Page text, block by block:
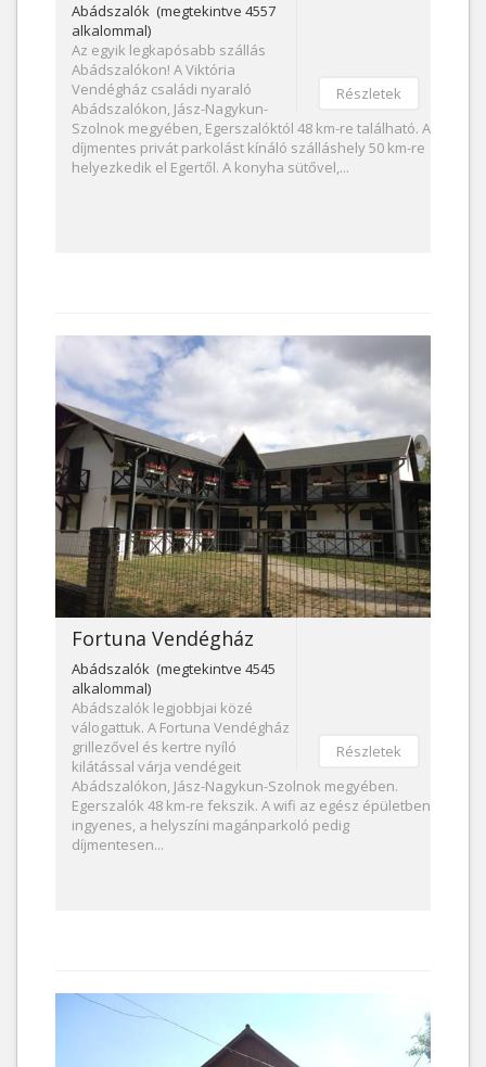
Részletek
Abádszalók (megtekintve 4557
alkalommal)
Az egyik legkapósabb szállás
Abádszalókon! A Viktória
Vendégház családi nyaraló
Abádszalókon, Jász-Nagykun-
Szolnok megyében, Egerszalóktól 48 km-re található. A
díjmentes privát parkolást kínáló szálláshely 50 km-re
helyezkedik el Egertől. A konyha sütővel,...
Részletek
Fortuna Vendégház
Abádszalók (megtekintve 4545
alkalommal)
Abádszalók legjobbjai közé
válogattuk. A Fortuna Vendégház
grillezővel és kertre nyíló
kilátással várja vendégeit
Abádszalókon, Jász-Nagykun-Szolnok megyében.
Egerszalók 48 km-re fekszik. A wifi az egész épületben
ingyenes, a helyszíni magánparkoló pedig
díjmentesen...